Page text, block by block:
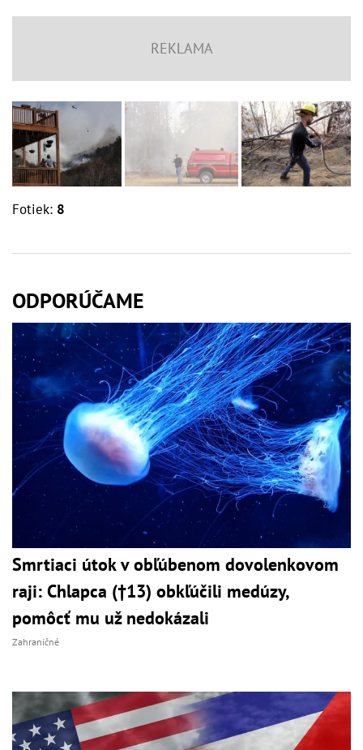
Fotiek: 8
ODPORÚČAME
Smrtiaci útok v obľúbenom dovolenkovom
raji: Chlapca (†13) obkľúčili medúzy,
pomôcť mu už nedokázali
Zahraničné